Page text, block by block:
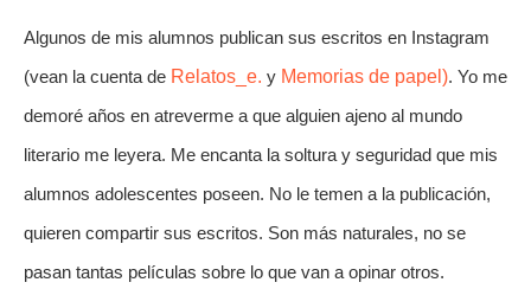
Algunos de mis alumnos publican sus escritos en Instagram
(vean la cuenta de Relatos_e. y Memorias de papel). Yo me
demoré años en atreverme a que alguien ajeno al mundo
literario me leyera. Me encanta la soltura y seguridad que mis
alumnos adolescentes poseen. No le temen a la publicación,
quieren compartir sus escritos. Son más naturales, no se
pasan tantas películas sobre lo que van a opinar otros.